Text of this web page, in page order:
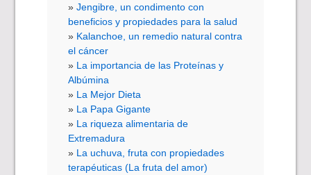
Jengibre, un condimento con
beneficios y propiedades para la salud
Kalanchoe, un remedio natural contra
el cáncer
La importancia de las Proteínas y
Albúmina
La Mejor Dieta
La Papa Gigante
La riqueza alimentaria de
Extremadura
La uchuva, fruta con propiedades
terapéuticas (La fruta del amor)